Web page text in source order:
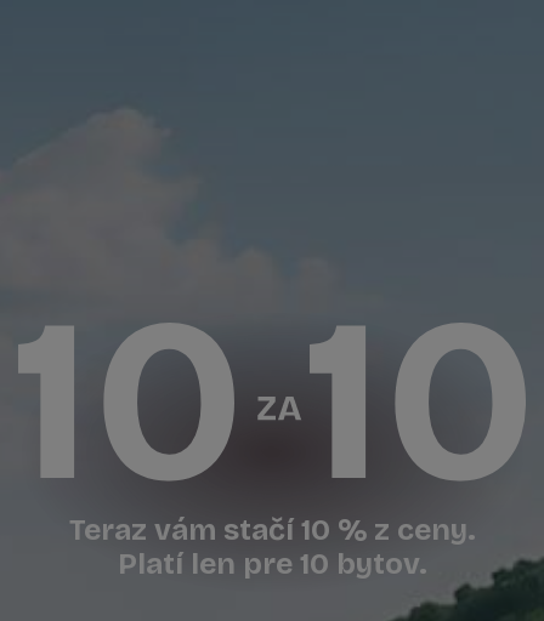
Teraz vám stačí 10 % z ceny.
Platí len pre 10 bytov.